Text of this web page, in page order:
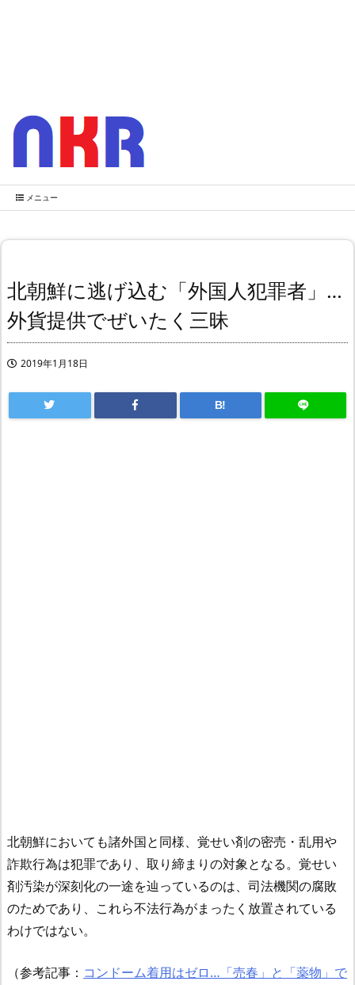
メニュー
北朝鮮に逃げ込む「外国人犯罪者」…
外貨提供でぜいたく三昧
2019年1月18日
B!
北朝鮮においても諸外国と同様、覚せい剤の密売・乱用や
詐欺行為は犯罪であり、取り締まりの対象となる。覚せい
剤汚染が深刻化の一途を辿っているのは、司法機関の腐敗
のためであり、これら不法行為がまったく放置されている
わけではない。
（参考記事： コンドーム着用はゼロ…「売春」と「薬物」で